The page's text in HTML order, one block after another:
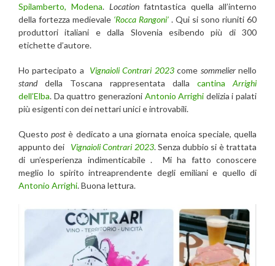
Spilamberto, Modena. Locationfatntastica quella all’interno
della fortezza medievale ‘Rocca Rangoni’ . Qui si sono riuniti 60
produttori italiani e dalla Slovenia esibendo più di 300
etichette d’autore.
Ho partecipato a Vignaioli Contrari 2023come sommeliernello
standdella Toscana rappresentata dalla cantina Arrighi
dell’Elba. Da quattro generazioni Antonio Arrighi delizia i palati
più esigenti con dei nettari unici e introvabili.
Questopost è dedicato a una giornata enoica speciale, quella
appunto dei
Vignaioli Contrari 2023. Senza dubbio si è trattata
di un’esperienza indimenticabile . Mi ha fatto conoscere
meglio lo spirito intreaprendente degli emiliani e quello di
Antonio Arrighi. Buona lettura.